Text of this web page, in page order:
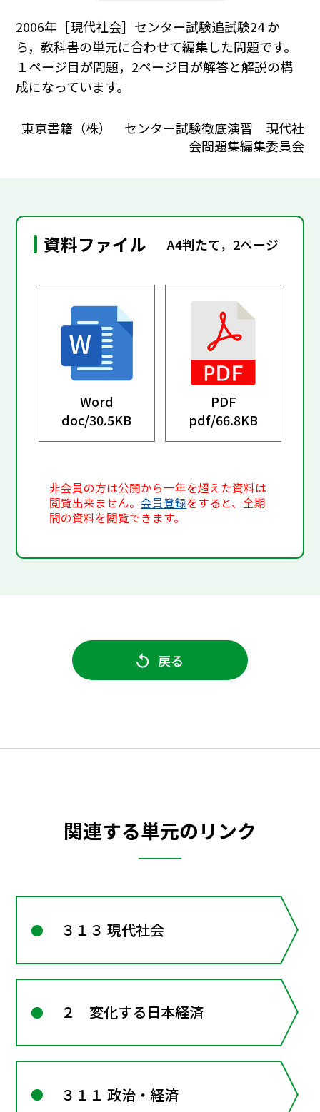
2006年［現代社会］センター試験追試験24 か
ら，教科書の単元に合わせて編集した問題です。
１ページ目が問題，2ページ目が解答と解説の構
成になっています。
東京書籍（株） センター試験徹底演習 現代社
会問題集編集委員会
資料ファイル A4判たて，2ページ
Word
doc/30.5KB
PDF
pdf/66.8KB
非会員の方は公開から一年を超えた資料は
閲覧出来ません。会員登録をすると、全期
間の資料を閲覧できます。
戻る
関連する単元のリンク
３１３ 現代社会
２ 変化する日本経済
３１１ 政治・経済